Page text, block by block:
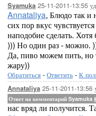
Syamuka 25-11-2011-13:55
Annataliya, Блюдо так и
сих пор вкус
наподобие сделать.
))) Но один раз - можно.
Да, пиво можем пить, но
жару))
Обратиться - Ответить - К
Annataliya 25-11-2011-13:56
Ответ на комментарий Syamuka
нас вряд ли получится.